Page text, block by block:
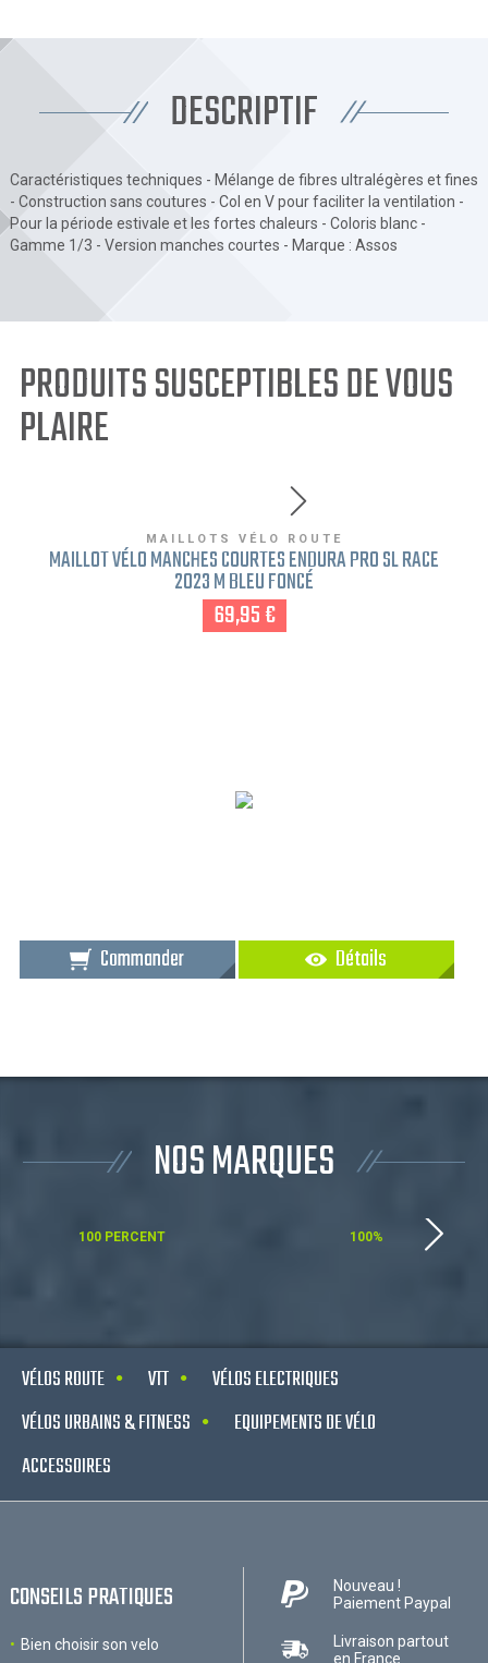
DESCRIPTIF
Caractéristiques techniques - Mélange de fibres ultralégères et fines
- Construction sans coutures - Col en V pour faciliter la ventilation -
Pour la période estivale et les fortes chaleurs - Coloris blanc -
Gamme 1/3 - Version manches courtes - Marque : Assos
PRODUITS SUSCEPTIBLES DE VOUS
PLAIRE
MAILLOTS VÉLO ROUTE
MAILLOT VÉLO MANCHES COURTES ENDURA PRO SL RACE
2023 M BLEU FONCÉ
69,95 €
Commander Détails
NOS MARQUES
100 PERCENT 100%
VÉLOS ROUTE VTT
VÉLOS ELECTRIQUES
VÉLOS URBAINS & FITNESS
EQUIPEMENTS DE VÉLO
ACCESSOIRES
CONSEILS PRATIQUES
Bien choisir son velo
Nouveau !
Paiement Paypal
Livraison partout
en France